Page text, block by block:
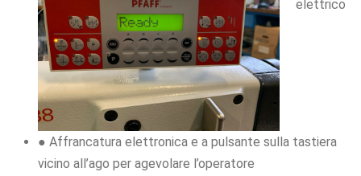
elettrico
● Affrancatura elettronica e a pulsante sulla tastiera
vicino all’ago per agevolare l’operatore